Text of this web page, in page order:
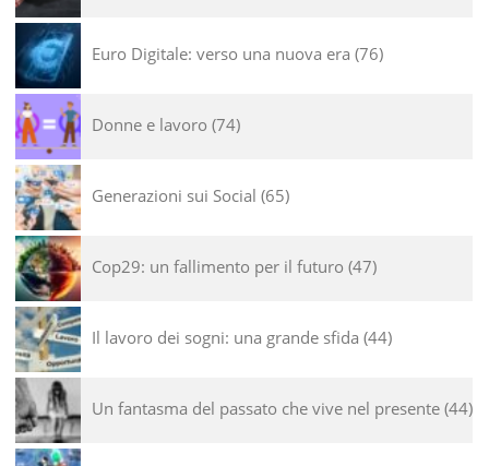
Euro Digitale: verso una nuova era 76
Donne e lavoro 74
Generazioni sui Social 65
Cop29: un fallimento per il futuro 47
Il lavoro dei sogni: una grande sfida 44
Un fantasma del passato che vive nel presente 44